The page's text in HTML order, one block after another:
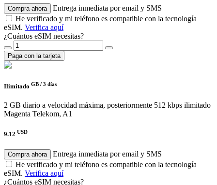
Compra ahora
Entrega inmediata por email y SMS
He verificado y mi teléfono es compatible con la tecnología
eSIM. Verifica aquí
¿Cuántos eSIM necesitas?
Paga con la tarjeta
Ilimitado GB / 3 días
2 GB diario a velocidad máxima, posteriormente 512 kbps ilimitado
Magenta Telekom, A1
9.12 USD
Compra ahora
Entrega inmediata por email y SMS
He verificado y mi teléfono es compatible con la tecnología
eSIM. Verifica aquí
¿Cuántos eSIM necesitas?